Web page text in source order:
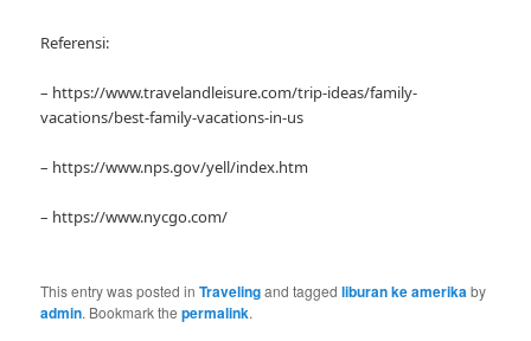
Referensi:
– https://www.travelandleisure.com/trip-ideas/family-
vacations/best-family-vacations-in-us
– https://www.nps.gov/yell/index.htm
– https://www.nycgo.com/
This entry was posted inTravelingand taggedliburan ke amerika by
admin. Bookmark thepermalink.